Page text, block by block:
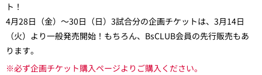
ト！
4月28日（金）～30日（日）3試合分の企画チケットは、3月14日
（火）より一般発売開始！もちろん、BsCLUB会員の先行販売もあ
ります。
※必ず企画チケット購入ページよりご購入ください。